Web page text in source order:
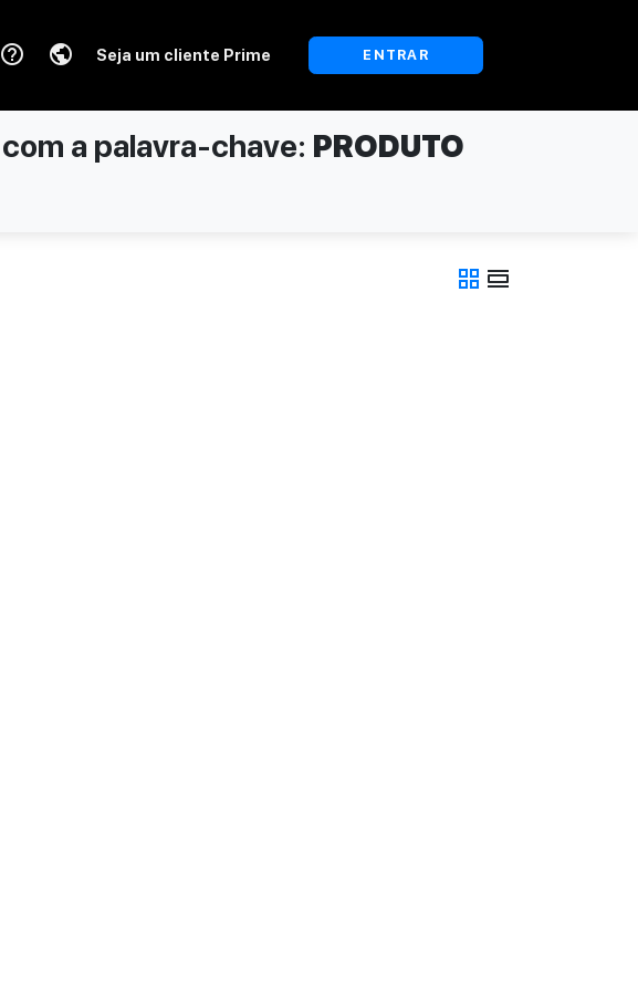
help_outline public Seja um cliente Prime ENTRAR
com a palavra-chave: PRODUTO
grid_view view_day